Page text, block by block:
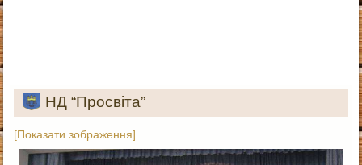
НД “Просвіта”
[Показати зображення]